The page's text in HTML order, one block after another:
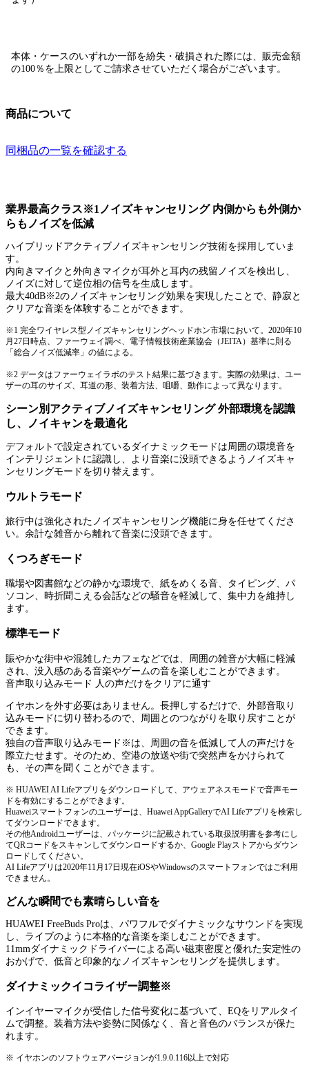
本体・ケースのいずれか一部を紛失・破損された際には、販売金額
の100％を上限としてご請求させていただく場合がございます。
商品について
同梱品の一覧を確認する
業界最高クラス※1ノイズキャンセリング 内側からも外側か
らもノイズを低減
ハイブリッドアクティブノイズキャンセリング技術を採用していま
す。
内向きマイクと外向きマイクが耳外と耳内の残留ノイズを検出し、
ノイズに対して逆位相の信号を生成します。
最大40dB※2のノイズキャンセリング効果を実現したことで、静寂と
クリアな音楽を体験することができます。
※1 完全ワイヤレス型ノイズキャンセリングヘッドホン市場において。2020年10
月27日時点、ファーウェイ調べ、電子情報技術産業協会（JEITA）基準に則る
「総合ノイズ低減率」の値による。
※2 データはファーウェイラボのテスト結果に基づきます。実際の効果は、ユー
ザーの耳のサイズ、耳道の形、装着方法、咀嚼、動作によって異なります。
シーン別アクティブノイズキャンセリング 外部環境を認識
し、ノイキャンを最適化
デフォルトで設定されているダイナミックモードは周囲の環境音を
インテリジェントに認識し、より音楽に没頭できるようノイズキャ
ンセリングモードを切り替えます。
ウルトラモード
旅行中は強化されたノイズキャンセリング機能に身を任せてくださ
い。余計な雑音から離れて音楽に没頭できます。
くつろぎモード
職場や図書館などの静かな環境で、紙をめくる音、タイピング、パ
ソコン、時折聞こえる会話などの騒音を軽減して、集中力を維持し
ます。
標準モード
賑やかな街中や混雑したカフェなどでは、周囲の雑音が大幅に軽減
され、没入感のある音楽やゲームの音を楽しむことができます。
音声取り込みモード 人の声だけをクリアに通す
イヤホンを外す必要はありません。長押しするだけで、外部音取り
込みモードに切り替わるので、周囲とのつながりを取り戻すことが
できます。
独自の音声取り込みモード※は、周囲の音を低減して人の声だけを
際立たせます。そのため、空港の放送や街で突然声をかけられて
も、その声を聞くことができます。
※ HUAWEI AI Lifeアプリをダウンロードして、アウェアネスモードで音声モー
ドを有効にすることができます。
Huaweiスマートフォンのユーザーは、Huawei AppGalleryでAI Lifeアプリを検索し
てダウンロードできます。
その他Androidユーザーは、パッケージに記載されている取扱説明書を参考にし
てQRコードをスキャンしてダウンロードするか、Google Playストアからダウン
ロードしてください。
AI Lifeアプリは2020年11月17日現在iOSやWindowsのスマートフォンではご利用
できません。
どんな瞬間でも素晴らしい音を
HUAWEI FreeBuds Proは、パワフルでダイナミックなサウンドを実現
し、ライブのように本格的な音楽を楽しむことができます。
11mmダイナミックドライバーによる高い磁束密度と優れた安定性の
おかげで、低音と印象的なノイズキャンセリングを提供します。
ダイナミックイコライザー調整※
インイヤーマイクが受信した信号変化に基づいて、EQをリアルタイ
ムで調整。装着方法や姿勢に関係なく、音と音色のバランスが保た
れます。
※ イヤホンのソフトウェアバージョンが1.9.0.116以上で対応